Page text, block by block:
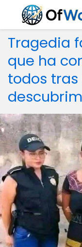
Tragedia
que ha
todos tras